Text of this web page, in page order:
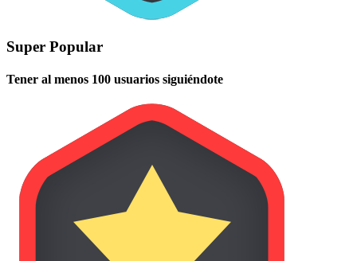
Super Popular
Tener al menos 100 usuarios siguiéndote